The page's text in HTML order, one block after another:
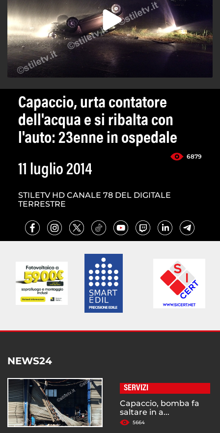
Capaccio, urta contatore
dell'acqua e si ribalta con
l'auto: 23enne in ospedale
6879
11 luglio 2014
STILETV HD CANALE 78 DEL DIGITALE
TERRESTRE
NEWS24
SERVIZI
Capaccio, bomba fa
saltare in a...
5664